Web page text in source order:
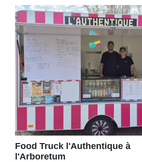
Food Truck l'Authentique à
l'Arboretum